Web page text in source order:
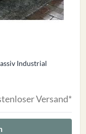
Industrial
Versand*